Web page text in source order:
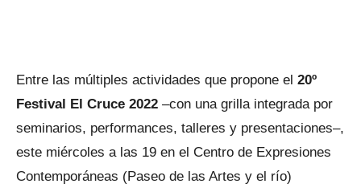
Entre las múltiples actividades que propone el 20º
Festival El Cruce 2022 –con una grilla integrada por
seminarios, performances, talleres y presentaciones–,
este miércoles a las 19 en el Centro de Expresiones
Contemporáneas (Paseo de las Artes y el río)